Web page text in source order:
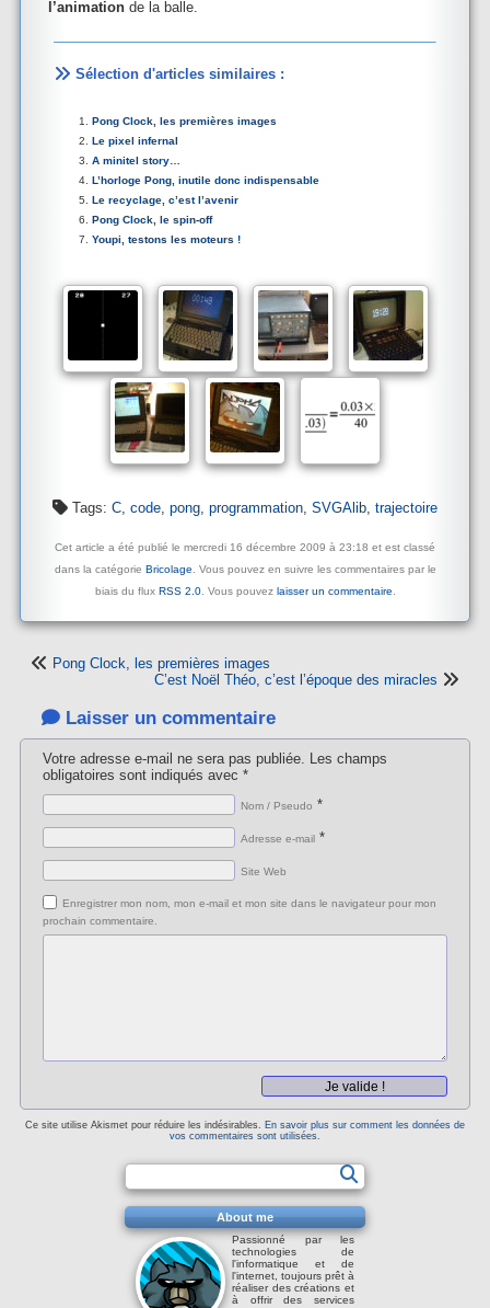
l’animation de la balle.
Sélection d'articles similaires :
Pong Clock, les premières images
Le pixel infernal
A minitel story…
L’horloge Pong, inutile donc indispensable
Le recyclage, c’est l’avenir
Pong Clock, le spin-off
Youpi, testons les moteurs !
Tags: C, code, pong, programmation, SVGAlib, trajectoire
Cet article a été publié le mercredi 16 décembre 2009 à 23:18 et est classé
dans la catégorie Bricolage . Vous pouvez en suivre les commentaires par le
biais du flux RSS 2.0. Vous pouvez laisser un commentaire
Pong Clock, les premières images
C’est Noël Théo, c’est l’époque des miracles
Laisser un commentaire
Votre adresse e-mail ne sera pas publiée. Les champs
obligatoires sont indiqués avec *
Nom / Pseudo *
Adresse e-mail *
Site Web
Enregistrer mon nom, mon e-mail et mon site dans le navigateur pour mon
prochain commentaire.
Ce site utilise Akismet pour réduire les indésirables. En savoir plus sur comment les données de
vos commentaires sont utilisées.
About me
Passionné par les
technologies de
l'informatique et de
l'internet, toujours prêt à
réaliser des créations et
à offrir des services